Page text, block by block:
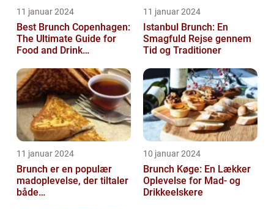
11 januar 2024
Best Brunch Copenhagen:
The Ultimate Guide for
Food and Drink
11 januar 2024
Istanbul Brunch: En
Smagfuld Rejse gennem
Tid og Traditioner
11 januar 2024
Brunch er en populær
madoplevelse, der tiltaler
både
10 januar 2024
Brunch Køge: En Lækker
Oplevelse for Mad- og
Drikkeelskere